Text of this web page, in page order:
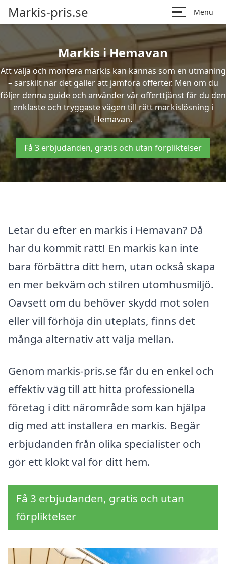
Markis-pris.se Menu
Markis i Hemavan
Att välja och montera markis kan kännas som en utmaning
– särskilt när det gäller att jämföra offerter. Men om du
följer denna guide och använder vår offerttjänst får du den
enklaste och tryggaste vägen till rätt markislösning i
Hemavan.
Få 3 erbjudanden, gratis och utan förpliktelser
Letar du efter en markis i Hemavan? Då
har du kommit rätt! En markis kan inte
bara förbättra ditt hem, utan också skapa
en mer bekväm och stilren utomhusmiljö.
Oavsett om du behöver skydd mot solen
eller vill förhöja din uteplats, finns det
många alternativ att välja mellan.
Genom markis-pris.se får du en enkel och
effektiv väg till att hitta professionella
företag i ditt närområde som kan hjälpa
dig med att installera en markis. Begär
erbjudanden från olika specialister och
gör ett klokt val för ditt hem.
Få 3 erbjudanden, gratis och utan
förpliktelser